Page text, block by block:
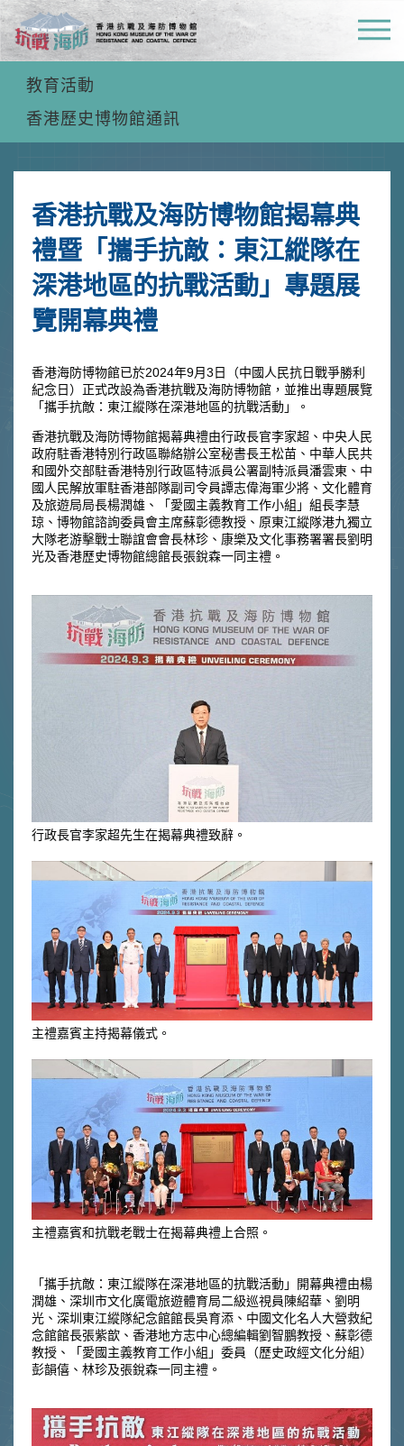
最新消息
教育活動
香港歷史博物館通訊
香港抗戰及海防博物館揭幕典
禮暨「攜手抗敵：東江縱隊在
深港地區的抗戰活動」專題展
覽開幕典禮
香港海防博物館已於2024年9月3 日（中國人民抗日戰爭勝利
紀念日）正式改設為香港抗戰及海防博物館，並推出專題展覽
「攜手抗敵：東江縱隊在深港地區的抗戰活動」。
香港抗戰及海防博物館揭幕典禮由行政長官李家超、中央人民
政府駐香港特別行政區聯絡辦公室秘書長王松苗、中華人民共
和國外交部駐香港特別行政區特派員公署副特派員潘雲東、中
國人民解放軍駐香港部隊副司令員譚志偉海軍少將、文化體育
及旅遊局局長楊潤雄、「愛國主義教育工作小組」組長李慧
琼、博物館諮詢委員會主席蘇彰德教授、原東江縱隊港九獨立
大隊老游擊戰士聯誼會會長林珍、康樂及文化事務署署長劉明
光及香港歷史博物館總館長張銳森一同主禮。
行政長官李家超先生在揭幕典禮致辭。
主禮嘉賓主持揭幕儀式。
主禮嘉賓和抗戰老戰士在揭幕典禮上合照。
「攜手抗敵：東江縱隊在深港地區的抗戰活動」開幕典禮由楊
潤雄、深圳市文化廣電旅遊體育局二級巡視員陳紹華、劉明
光、深圳東江縱隊紀念館館長吳育添、中國文化名人大營救紀
念館館長張紫歆、香港地方志中心總編輯劉智鵬教授、蘇彰德
教授、「愛國主義教育工作小組」委員（歷史政經文化分組）
彭韻僖、林珍及張銳森一同主禮。